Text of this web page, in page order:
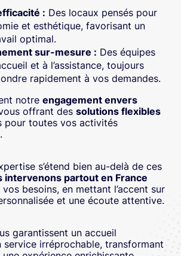
: Des locaux pensés pour
et esthétique, favorisant un
optimal.
sur-mesure : Des équipes
et à l’assistance, toujours
rapidement à vos demandes.
notreengagement envers
offrant dessolutions flexibles
pour toutes vos activités
s’étend bien au-delà de ces
intervenons partout en France
besoins, en mettant l’accent sur
et une écoute attentive.
garantissent un accueil
service irréprochable, transformant